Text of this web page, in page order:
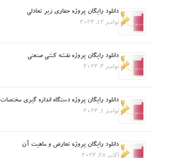
دانلود رایگان پروژه حفاری زیر تعادلی
نوامبر 12, 2024
دانلود رایگان پروژه نقشه کشی صنعتی
نوامبر 4, 2024
دانلود رایگان پروژه دستگاه اندازه گیری مختصات CMM
نوامبر 1, 2024
دانلود رایگان پروژه تعارض و ماهیت آن
اکتبر 28, 2024